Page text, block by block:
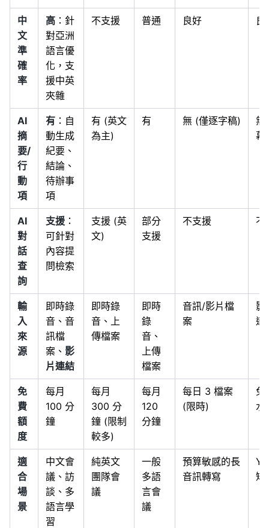
中
文
準
確
率
高 ：針
對亞洲
語言優
化，支
援中英
夾雜
不支援 普通 良好 良
AI
摘
要/
行
動
項
有 ：自
動生成
紀要、
結論、
待辦事
項
有 (英文
為主)
有 無 (僅逐字稿)
無
幕
AI
對
話
查
詢
支援 ：
可針對
內容提
問檢索
支援 (英
文)
部分
支援
不支援 不
輸
入
來
源
即時錄
音、音
訊檔
案、 影
片連結
即時錄
音、上
傳檔案
即時
錄
音、
上傳
檔案
音訊/影片檔
案
影
連
免
費
額
度
每月
100 分
鐘
每月
300 分
鐘 (限制
較多)
每月
120
分鐘
每日 3 檔案
(限時)
免
水
適
合
場
景
中文會
議、訪
談、多
語言學
習
純英文
團隊會
議
一般
多語
言會
議
預算敏感的長
音訊轉寫
短